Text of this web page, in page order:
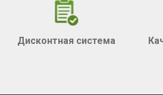
Дисконтная система